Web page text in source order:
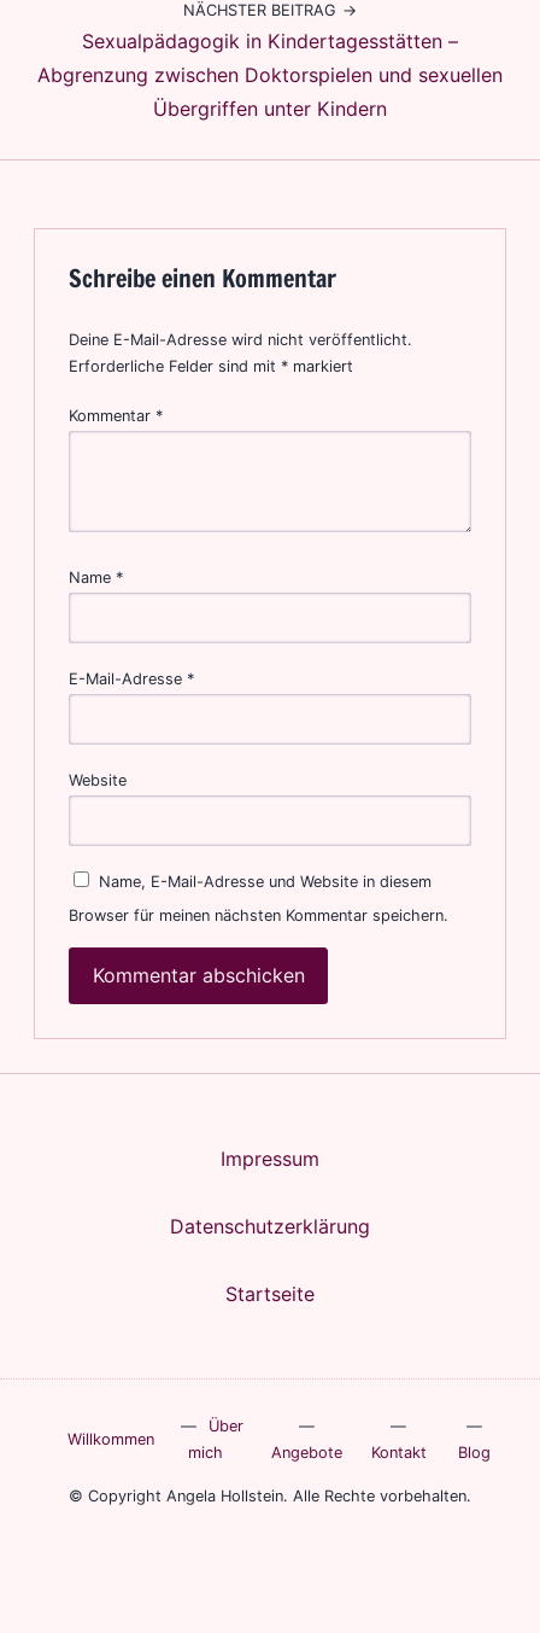
NÄCHSTER BEITRAG
Sexualpädagogik in Kindertagesstätten –
Abgrenzung zwischen Doktorspielen und sexuellen
Übergriffen unter Kindern
Schreibe einen Kommentar
Deine E-Mail-Adresse wird nicht veröffentlicht.
Erforderliche Felder sind mit * markiert
Kommentar *
Name *
E-Mail-Adresse *
Website
Name, E-Mail-Adresse und Website in diesem
Browser für meinen nächsten Kommentar speichern.
Impressum
Datenschutzerklärung
Startseite
Willkommen
Über
mich
Angebote Kontakt Blog
© Copyright Angela Hollstein. Alle Rechte vorbehalten.